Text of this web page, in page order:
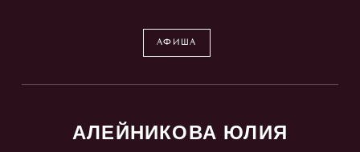
АФИША
АЛЕЙНИКОВА ЮЛИЯ